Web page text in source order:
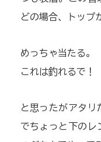
どの場合、トップ
めっちゃ当たる。
これは釣れるで！
と思ったがアタリ
でちょっと下のレ